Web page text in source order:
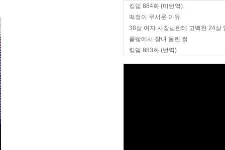
킹덤 884화 (미번역)
떡정이 무서운 이유
38살 여자 사장님한테 고백한 24살
룸빵에서 창녀 울린 썰
킹덤 883화 (번역)